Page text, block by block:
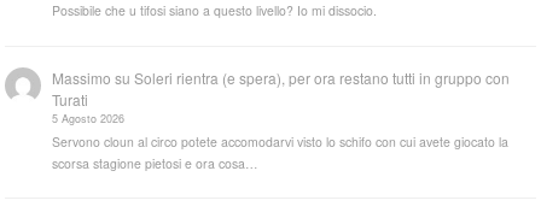
Possibile che u tifosi siano a questo livello? Io mi dissocio.
Massimo suSoleri rientra (e spera), per ora restano tutti in gruppo con
Turati
5 Agosto 2026
Servono cloun al circo potete accomodarvi visto lo schifo con cui avete giocato la
scorsa stagione pietosi e ora cosa…